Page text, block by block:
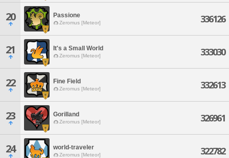
20 Passione
Zeromus [Meteor] 336126
21 It's a Small World
Zeromus [Meteor] 333030
22 Fine Field
Zeromus [Meteor] 332613
23 Gorilland
Zeromus [Meteor] 326961
24 world-traveler
Zeromus [Meteor] 322782